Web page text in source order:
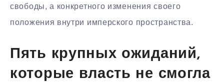
свободы, а конкретного изменения своего
положения внутри имперского пространства.
Пять крупных ожиданий,
которые власть не смогла